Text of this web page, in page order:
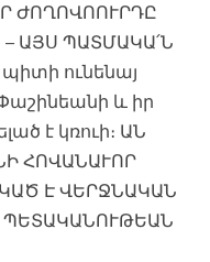
ԺՈՂՈՎՈՈՒՐԴԸ
– ԱՅՍ ՊԱՏՄԱԿԱ՛Ն
ունենայ
Փաշինեանի և իր
է կռուի։ ԱՆ
ՀՈՎԱՆԱՒՈՐ
Է ՎԵՐՋՆԱԿԱՆ
ՊԵՏԱԿԱՆՈՒԹԵԱՆ